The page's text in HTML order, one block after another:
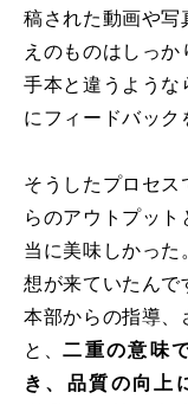
稿された動画や写
えのものはしっ
手本と違うような
にフィードバック
そうしたプロセ
らのアウトプッ
当に美味しかっ
想が来ていたんで
本部からの指導、
と、二重の意味
き、品質の向上